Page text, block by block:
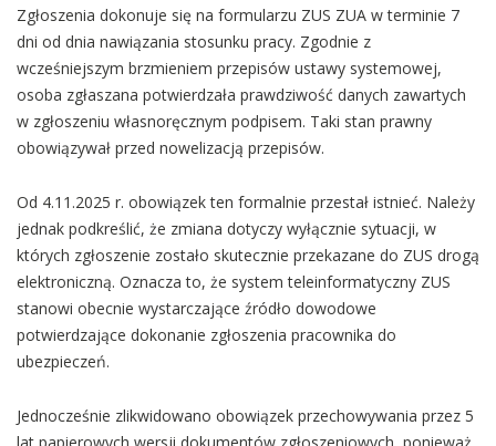
Zgłoszenia dokonuje się na formularzu ZUS ZUA w terminie 7
dni od dnia nawiązania stosunku pracy. Zgodnie z
wcześniejszym brzmieniem przepisów ustawy systemowej,
osoba zgłaszana potwierdzała prawdziwość danych zawartych
w zgłoszeniu własnoręcznym podpisem. Taki stan prawny
obowiązywał przed nowelizacją przepisów.
Od 4.11.2025 r. obowiązek ten formalnie przestał istnieć. Należy
jednak podkreślić, że zmiana dotyczy wyłącznie sytuacji, w
których zgłoszenie zostało skutecznie przekazane do ZUS drogą
elektroniczną. Oznacza to, że system teleinformatyczny ZUS
stanowi obecnie wystarczające źródło dowodowe
potwierdzające dokonanie zgłoszenia pracownika do
ubezpieczeń.
Jednocześnie zlikwidowano obowiązek przechowywania przez 5
lat papierowych wersji dokumentów zgłoszeniowych, ponieważ